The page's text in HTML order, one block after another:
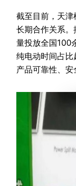
截至目前，天
长期合作关系
量投放全国100
纯电动时间占比
产品可靠性、安